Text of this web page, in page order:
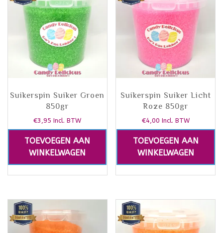
Suikerspin Suiker Groen
850gr
€3,95 Incl. BTW
TOEVOEGEN AAN
WINKELWAGEN
Suikerspin Suiker Licht
Roze 850gr
€4,00 Incl. BTW
TOEVOEGEN AAN
WINKELWAGEN